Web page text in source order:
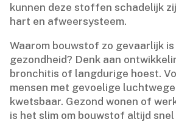
kunnen deze stoffen schadelijk
hart en afweersysteem.​
Waarom bouwstof zo gevaarlijk is
gezondheid? Denk aan
bronchitis of langdurige hoest.​
mensen met gevoelige
kwetsbaar.​ Gezond wonen of
is het slim om bouwstof altijd